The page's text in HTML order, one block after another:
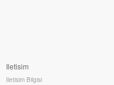
Iletisim
Iletisim Bilgisi